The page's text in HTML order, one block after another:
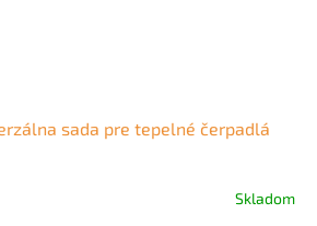
sada pre tepelné čerpadlá
Skladom